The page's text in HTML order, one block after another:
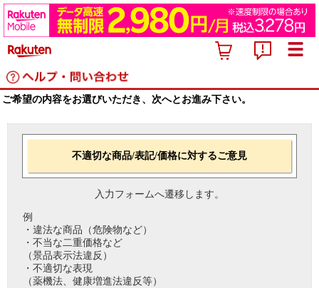
ご希望の内容をお選びいただき、次へとお進み下さい。
不適切な商品/表記/価格に対するご意見
入力フォームへ遷移します。
例
・違法な商品（危険物など）
・不当な二重価格など
（景品表示法違反）
・不適切な表現
（薬機法、健康増進法違反等）